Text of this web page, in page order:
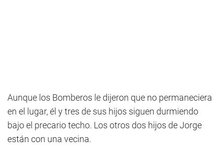
Aunque los Bomberos le dijeron que no permaneciera
en el lugar, él y tres de sus hijos siguen durmiendo
bajo el precario techo. Los otros dos hijos de Jorge
están con una vecina.